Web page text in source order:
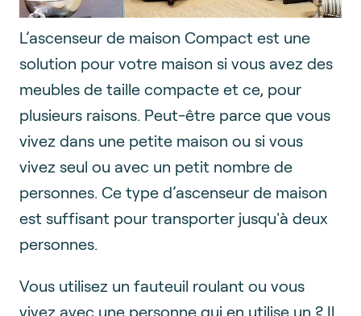
L’ascenseur de maison Compact est une
solution pour votre maison si vous avez des
meubles de taille compacte et ce, pour
plusieurs raisons. Peut-être parce que vous
vivez dans une petite maison ou si vous
vivez seul ou avec un petit nombre de
personnes. Ce type d’ascenseur de maison
est suffisant pour transporter jusqu'à deux
personnes.
Vous utilisez un fauteuil roulant ou vous
vivez avec une personne qui en utilise un ? Il